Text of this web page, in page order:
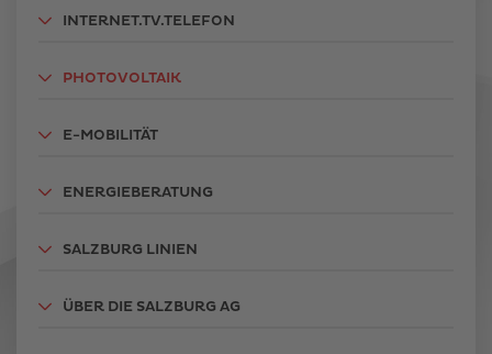
INTERNET.TV.TELEFON
PHOTOVOLTAIK
E-MOBILITÄT
ENERGIEBERATUNG
SALZBURG LINIEN
ÜBER DIE SALZBURG AG